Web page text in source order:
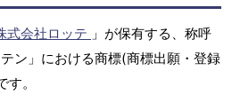
式会社ロッテ 」が保有する、称呼
ン」における商標(商標出願・登録
。